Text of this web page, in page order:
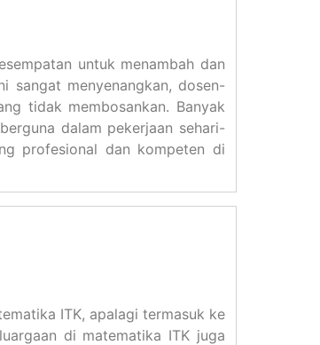
untuk menambah dan
sangat menyenangkan, dosen-
tidak membosankan. Banyak
dalam pekerjaan sehari-
profesional dan kompeten di
ITK, apalagi termasuk ke
di matematika ITK juga